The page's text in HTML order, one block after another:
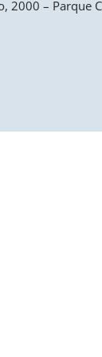
2000 – Parque